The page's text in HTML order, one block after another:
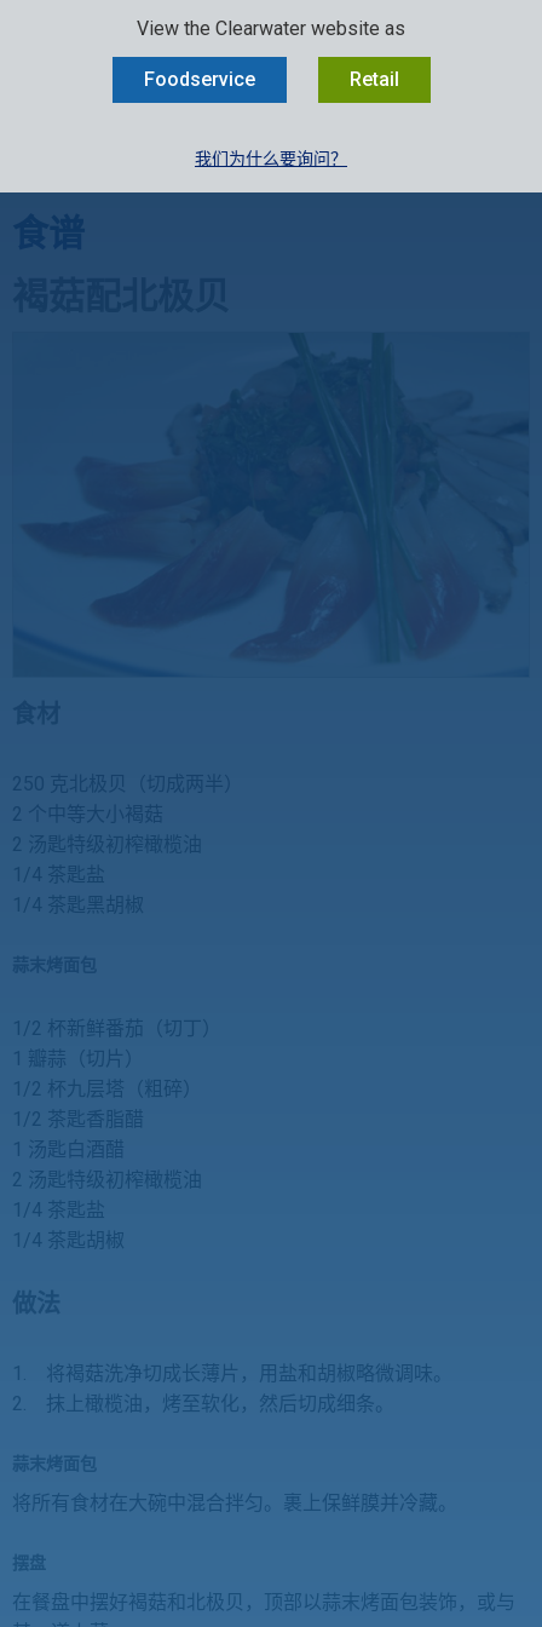
View the Clearwater website as
Foodservice Retail
我们为什么要询问？
SELECT: 行业
餐饮食谱»贝类食谱»北极贝
250 克北极贝（切成两半）
2 个中等大小褐菇
2 汤匙特级初榨橄榄油
1/4 茶匙盐
1/4 茶匙黑胡椒
1/2 杯新鲜番茄（切丁）
1 瓣蒜（切片）
1/2 杯九层塔（粗碎）
1/2 茶匙香脂醋
1 汤匙白酒醋
2 汤匙特级初榨橄榄油
1/4 茶匙盐
1/4 茶匙胡椒
做法
1. 将褐菇洗净切成长薄片，用盐和胡椒略微调味。
2. 抹上橄榄油，烤至软化，然后切成细条。
蒜末烤面包
将所有食材在大碗中混合拌匀。裹上保鲜膜并冷藏。
摆盘
在餐盘中摆好褐菇和北极贝，顶部以蒜末烤面包装饰，或与